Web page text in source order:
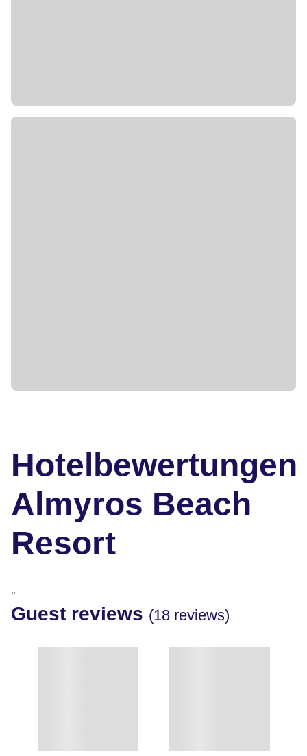
Hotelbewertungen
Almyros Beach
Resort
"
Guest reviews (18 reviews)